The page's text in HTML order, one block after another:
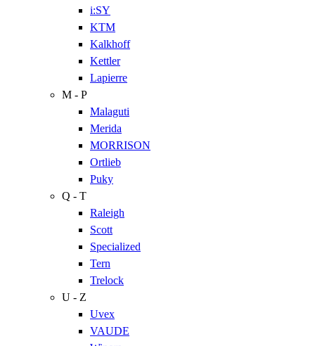
i:SY
KTM
Kalkhoff
Kettler
Lapierre
M - P
Malaguti
Merida
MORRISON
Ortlieb
Puky
Q - T
Raleigh
Scott
Specialized
Tern
Trelock
U - Z
Uvex
VAUDE